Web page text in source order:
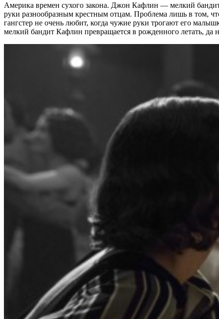
Америка времен сухого закона. Джон Кафлин — мелкий
руки разнообразным крестным отцам. Проблема лишь в том,
гангстер не очень любит, когда чужие руки трогают его
мелкий бандит Кафлин превращается в рожденного летать,